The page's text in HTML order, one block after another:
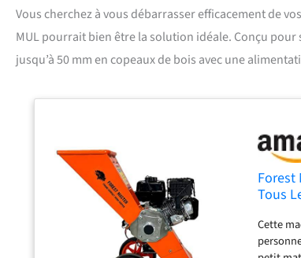
Vous cherchez à vous débarrasser efficacement de
MUL pourrait bien être la solution idéale. Conçu
jusqu’à 50 mm en copeaux de bois avec une
Forest
Tous
Cette